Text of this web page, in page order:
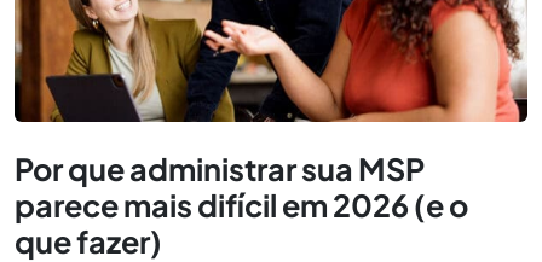
Por que administrar sua MSP
parece mais difícil em 2026 (e o
que fazer)